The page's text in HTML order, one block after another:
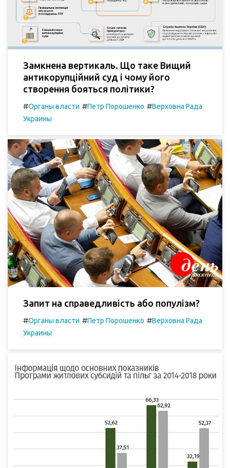
Замкнена вертикаль. Що таке Вищий
антикорупційний суд і чому його
створення бояться політики?
#Органы власти #Петр Порошенко #Верховна Рада
Украины
Запит на справедливість або популізм?
#Органы власти #Петр Порошенко #Верховна Рада
Украины